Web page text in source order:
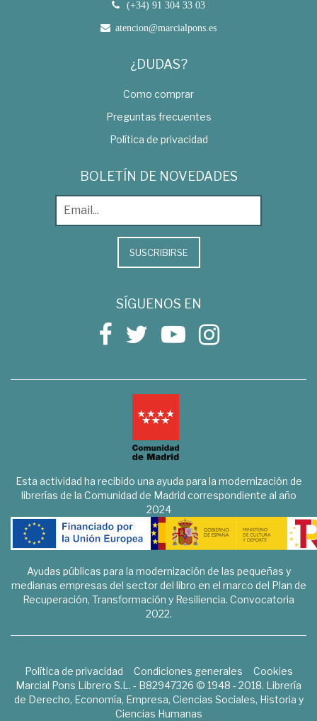
(+34) 91 304 33 03
atencion@marcialpons.es
¿DUDAS?
Como comprar
Preguntas frecuentes
Política de privacidad
BOLETÍN DE NOVEDADES
SUSCRIBIRSE
SÍGUENOS EN
Esta actividad ha recibido una ayuda para la modernización de
librerías de la Comunidad de Madrid correspondiente al año
2024
Ayudas públicas para la modernización de las pequeñas y
medianas empresas del sector del libro en el marco del Plan de
Recuperación, Transformación y Resiliencia. Convocatoria
2022.
Política de privacidad Condiciones generales
Cookies
Marcial Pons Librero S.L. - B82947326 © 1948 - 2018. Librería
de Derecho, Economía, Empresa, Ciencias Sociales, Historia y
Ciencias Humanas